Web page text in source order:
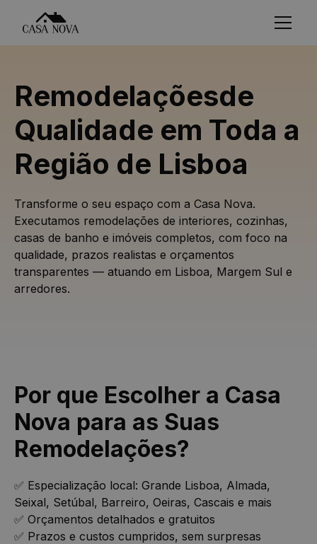
Remodelaçõesde
Qualidade em Toda a
Região de Lisboa
Transforme o seu espaço com a Casa Nova.
Executamos remodelações de interiores, cozinhas,
casas de banho e imóveis completos, com foco na
qualidade, prazos realistas e orçamentos
transparentes — atuando em Lisboa, Margem Sul e
arredores.
Por que Escolher a Casa
Nova para as Suas
Remodelações?
✅ Especialização local: Grande Lisboa, Almada,
Seixal, Setúbal, Barreiro, Oeiras, Cascais e mais
✅ Orçamentos detalhados e gratuitos
✅ Prazos e custos cumpridos, sem surpresas